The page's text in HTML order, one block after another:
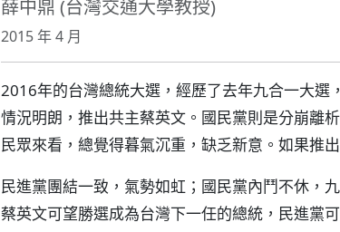
薛中鼎 (台灣交通大學教授)
2015 年 4 月
2016年的台灣總統大選，經歷了去年九合一大選
情況明朗，推出共主蔡英文。國民黨則是分崩離
民眾來看，總覺得暮氣沉重，缺乏新意。如果推
民進黨團結一致，氣勢如虹；國民黨內鬥不休，
蔡英文可望勝選成為台灣下一任的總統，民進黨